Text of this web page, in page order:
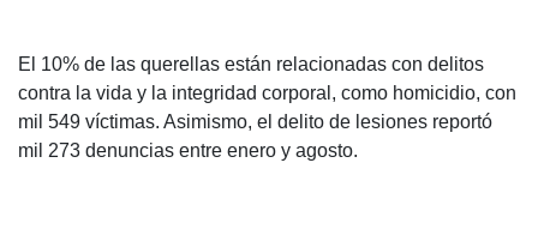
El 10% de las querellas están relacionadas con delitos
contra la vida y la integridad corporal, como homicidio, con
mil 549 víctimas. Asimismo, el delito de lesiones reportó
mil 273 denuncias entre enero y agosto.